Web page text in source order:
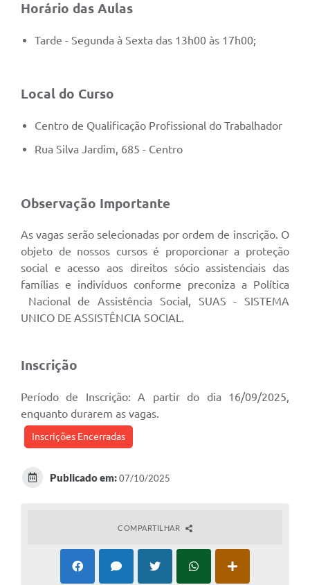
Horário das Aulas
Tarde - Segunda à Sexta das 13h00 às 17h00;
Local do Curso
Centro de Qualificação Profissional do Trabalhador
Rua Silva Jardim, 685 - Centro
Observação Importante
As vagas serão selecionadas por ordem de inscrição. O
objeto de nossos cursos é proporcionar a proteção
social e acesso aos direitos sócio assistenciais das
famílias e indivíduos conforme preconiza a Política
Nacional de Assistência Social, SUAS - SISTEMA
UNICO DE ASSISTÊNCIA SOCIAL.
Inscrição
Período de Inscrição: A partir do dia 16/09/2025,
enquanto durarem as vagas.
Inscrições Encerradas
Publicado em:07/10/2025
COMPARTILHAR